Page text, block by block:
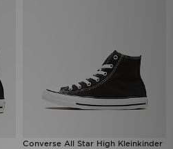
Converse All Star High Kleinkinder